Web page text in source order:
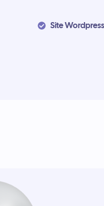
Site Wordpress